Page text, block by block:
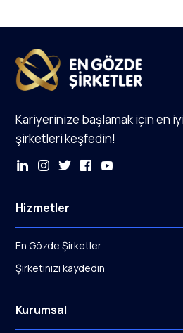
Kariyerinize başlamak için en iyi
şirketleri keşfedin!
Hizmetler
En Gözde Şirketler
Şirketinizi kaydedin
Kurumsal